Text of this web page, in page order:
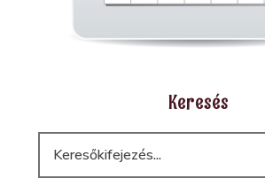
Keresés